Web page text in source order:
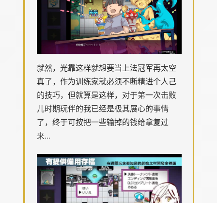
就然，光靠这样就想要当上法冠军再太空
真了，作为训练家就必须不断精进个人己
的技巧，但就算是这样，对于第一次击败
儿时期玩伴的我已经是极其展心的事情
了，终于可按把一些输掉的钱给拿复过
来...